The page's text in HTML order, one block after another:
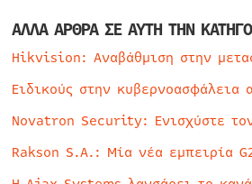
ΑΛΛΑ ΑΡΘΡΑ ΣΕ ΑΥΤΗ ΤΗΝ
Hikvision: Αναβάθμιση στην
Ειδικούς στην κυβερνοασφάλεια
Novatron Security: Ενισχύστε
Rakson S.A.: Μία νέα εμπειρία